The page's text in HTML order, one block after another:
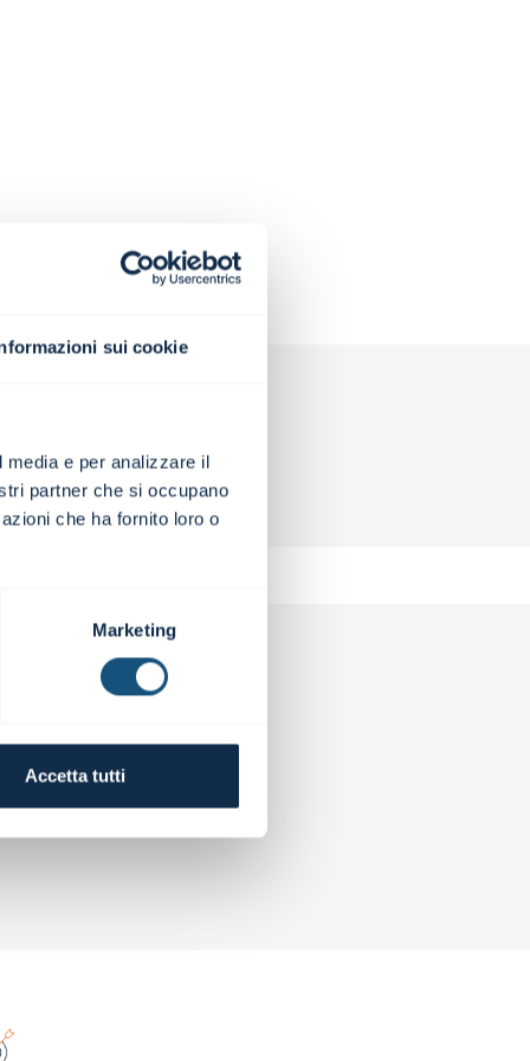
sui cookie
e per analizzare il
partner che si occupano
che ha fornito loro o
Marketing
Accetta tutti